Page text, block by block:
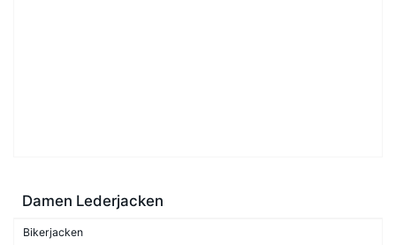
Damen Lederjacken
Bikerjacken